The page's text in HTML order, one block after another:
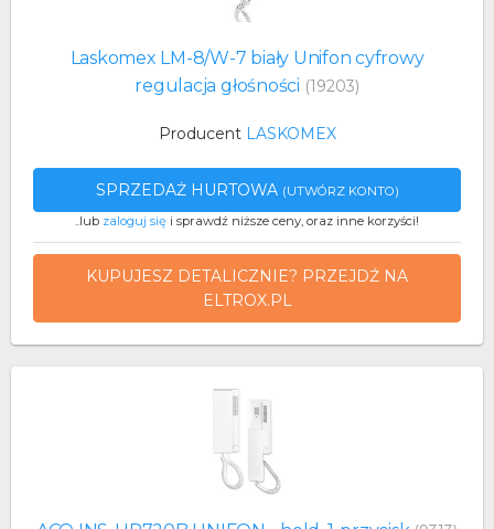
Laskomex LM-8/W-7 biały Unifon cyfrowy
regulacja głośności (19203)
Producent LASKOMEX
SPRZEDAŻ HURTOWA (UTWÓRZ KONTO)
..lub zaloguj się i sprawdź niższe ceny, oraz inne korzyści!
KUPUJESZ DETALICZNIE? PRZEJDŹ NA
ELTROX.PL